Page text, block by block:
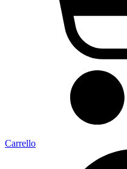
Carrello